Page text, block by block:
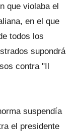
que violaba el
en el que
todos los
supondrá
contra "Il
suspendía
el presidente